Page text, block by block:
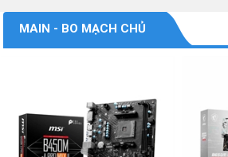
MAIN - BO MẠCH CHỦ